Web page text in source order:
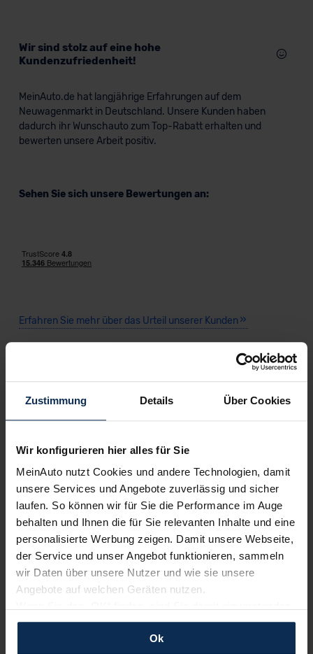
Zustimmung Details Über Cookies
Wir konfigurieren hier alles für Sie
MeinAuto nutzt Cookies und andere Technologien, damit
unsere Services und Angebote zuverlässig und sicher
laufen. So können wir für Sie die Performance im Auge
behalten und Ihnen die für Sie relevanten Inhalte und eine
personalisierte Werbung zeigen. Damit unsere Webseite,
der Service und unser Angebot funktionieren, sammeln
wir Daten über unsere Nutzer und wie sie unsere
Angebote auf welchen Geräten nutzen.
und erlauben uns Cookies für unseren Service zu
verwenden und diese Daten an Dritte weiterzugeben,
Ok
Wir sind stolz auf eine hohe
Kundenzufriedenheit!
MeinAuto.de hat langjährige Erfahrungen auf dem
Neuwagenmarkt in Deutschland. Unsere Kunden haben
dadurch ihr Wunschauto zum Top-Rabatt erhalten und
bewerten unsere Arbeit positiv.
Sehen Sie sich unsere Bewertungen an:
Erfahren Sie mehr über das Urteil unserer Kunden
Suzuki: Technik-Updates für Across und
Swace
Suzuki hat seine Modelle Across und Swace einem
technischen Update unterzogen. Die wesentlichen
Neuerungen beinhalten einen 10,5 Zoll großen Multimedia-
Touchscreen mit integrierter Navigation sowie verbesserte